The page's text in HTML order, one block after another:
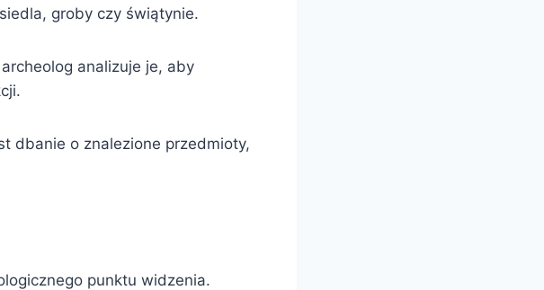
groby czy świątynie.
analizuje je, aby
dbanie o znalezione przedmioty,
punktu widzenia.